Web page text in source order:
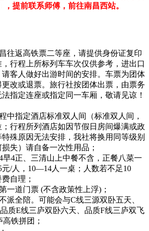
，提前联系师傅，前往南昌西站。
往返高铁票二等座，请提供身份证复印
行程上所标列车车次仅供参考，进出口
客人做好出游时间的安排。车票为团体
改或退票。旅行社按团体出票，由票务
指定连座或指定同一车厢，敬请见谅！
中指定酒店标准双人间（标准双人间，
行程所列酒店如因节假日房间爆满或政
殊原因无法安排，我社将换用同等级别
失）请自备一次性用品；
4正、三清山上中餐不含，正餐八菜一
/人，10—14人一桌；人数若不足10
自理；
一道门票 (不含政策性上浮)；
派全陪。可能会与C线三源双卧五天、
质E线三庐双卧六天、品质F线三庐双飞
铁拼团；